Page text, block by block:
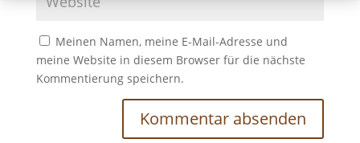
Meinen Namen, meine E-Mail-Adresse und
meine Website in diesem Browser für die nächste
Kommentierung speichern.